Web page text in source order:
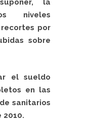
la
niveles
por
sobre
el sueldo
en las
sanitarios
2010.